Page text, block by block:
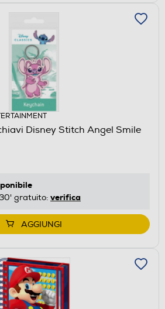
Disney Stitch Angel Smile
gratuito: verifica
AGGIUNGI